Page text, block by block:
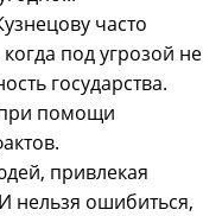
часто
под угрозой не
государства.
при помощи
привлекая
нельзя ошибиться,